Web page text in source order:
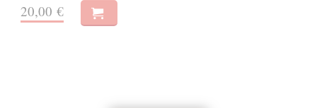
20,00 €